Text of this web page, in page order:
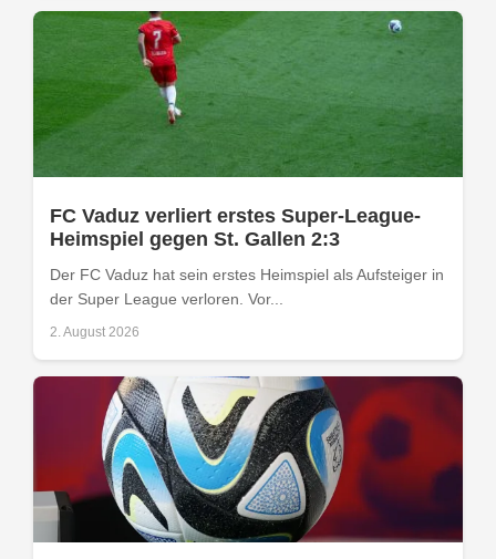
FC Vaduz verliert erstes Super-League-
Heimspiel gegen St. Gallen 2:3
Der FC Vaduz hat sein erstes Heimspiel als Aufsteiger in
der Super League verloren. Vor...
2. August 2026